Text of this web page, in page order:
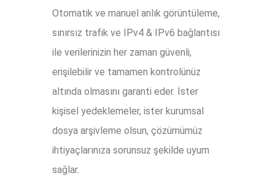
Otomatik ve manuel anlık görüntüleme,
sınırsız trafik ve IPv4 & IPv6 bağlantısı
ile verilerinizin her zaman güvenli,
erişilebilir ve tamamen kontrolünüz
altında olmasını garanti eder. İster
kişisel yedeklemeler, ister kurumsal
dosya arşivleme olsun, çözümümüz
ihtiyaçlarınıza sorunsuz şekilde uyum
sağlar.